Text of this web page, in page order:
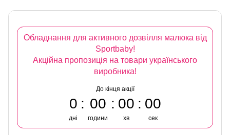
Обладнання для активного дозвілля малюка від
Sportbaby!
Акційна пропозиція на товари українського
виробника!
До кінця акції
0
дні
00
години
00
хв
00
сек